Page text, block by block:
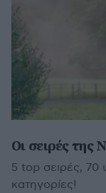
Οι σειρές της
5 top σειρές, 70
κατηγορίες!